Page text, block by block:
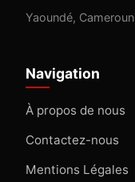
Yaoundé, Cameroun
Navigation
À propos de nous
Contactez-nous
Mentions Légales